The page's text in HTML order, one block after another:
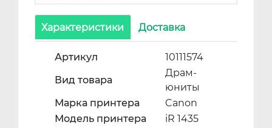
Характеристики Доставка
Артикул
10111574
Вид товара
Драм-
юниты
Марка принтера
Canon
Модель принтера
iR 1435